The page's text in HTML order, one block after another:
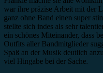
war ihre präzise Arbeit mit der
ganz ohne Band einen super
stellte sich indes als sehr
ein schönes Miteinander, dass
Outfits aller Bandmitglieder
Spaß an der Musik deutlich
viel Hingabe bei der Sache.